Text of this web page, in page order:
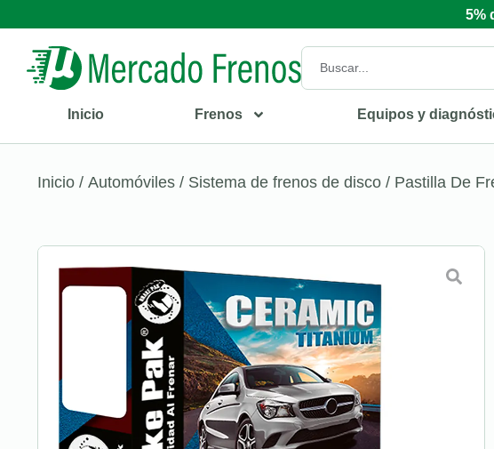
5%
Inicio Frenos Equipos y
Inicio / Automóviles / Sistema de frenos de disco / Pastilla De